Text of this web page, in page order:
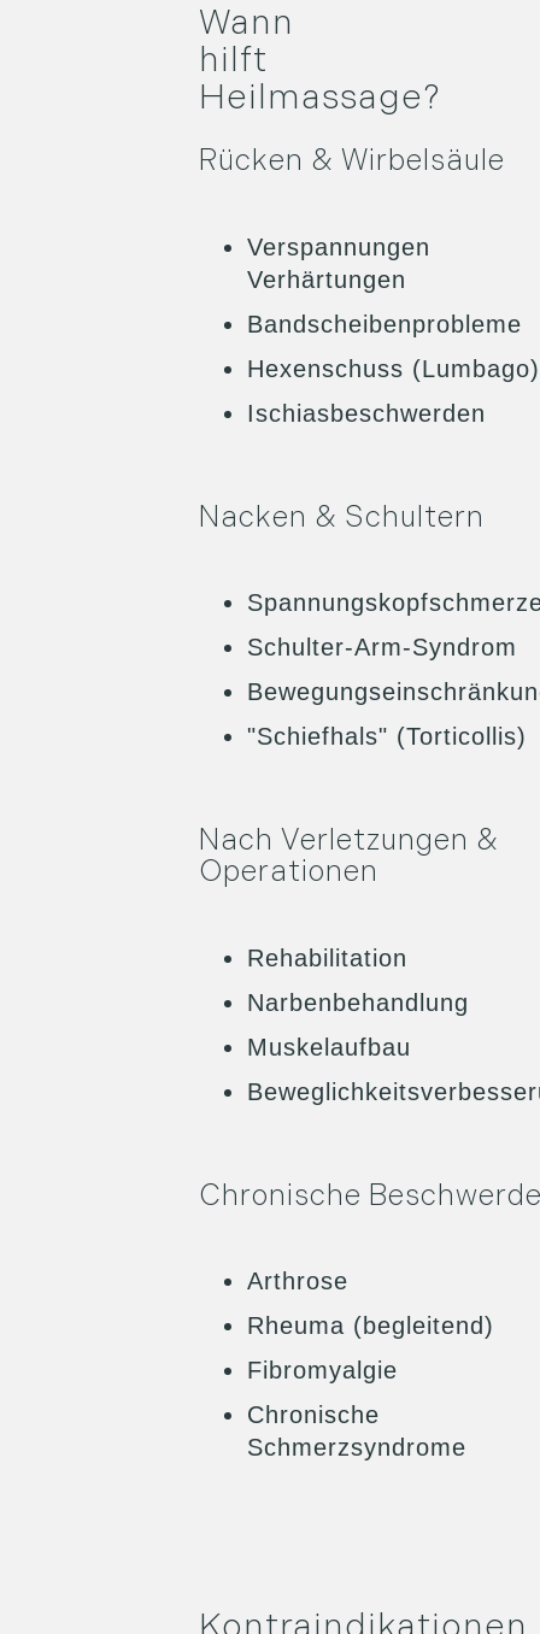
Wann
hilft
Heilmassage?
Rücken & Wirbelsäule
Verspannungen
Verhärtungen
Bandscheibenprobleme
Hexenschuss (Lumbago)
Ischiasbeschwerden
Nacken & Schultern
Schulter-Arm-Syndrom
"Schiefhals" (Torticollis)
Nach Verletzungen &
Operationen
Rehabilitation
Narbenbehandlung
Muskelaufbau
Chronische
Arthrose
Rheuma (begleitend)
Fibromyalgie
Chronische
Schmerzsyndrome